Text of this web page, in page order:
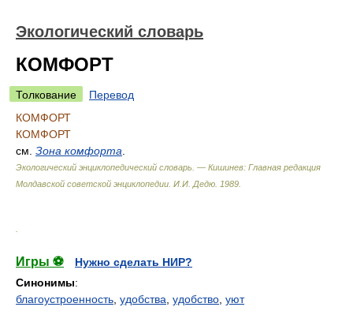
Экологический словарь
КОМФОРТ
Толкование
Перевод
КОМФОРТ
КОМФОРТ
см. Зона комфорта
Экологический энциклопедический словарь. — Кишинев: Главная редакция
Молдавской советской энциклопедии И.И. Дедю 1989
Игры ⚽
Нужно сделать НИР?
Синонимы:
благоустроенность удобства удобство уют